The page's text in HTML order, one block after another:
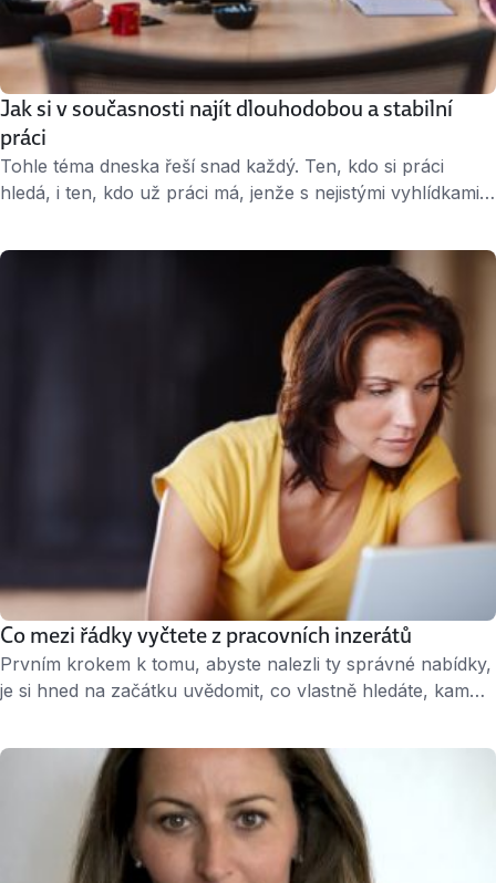
Jak si v současnosti najít dlouhodobou a stabilní
práci
Tohle téma dneska řeší snad každý. Ten, kdo si práci
hledá, i ten, kdo už práci má, jenže s nejistými vyhlídkami.
koronavirové době skoro jako utopie. Ovšem i dnes
existují na trhu firmy, které takové možnosti nabízejí. A my
vám poradíme, podle kterých pěti indicií je poznáte.
Co mezi řádky vyčtete z pracovních inzerátů
Prvním krokem k tomu, abyste nalezli ty správné nabídky,
je si hned na začátku uvědomit, co vlastně hledáte, kam
udělat. Na co se tedy při čtení inzerátů zaměřit, abyste
objevili práci přesně pro vás? « 2 minuty čtení » Hezký
název pozice není všechno Nenechte se …